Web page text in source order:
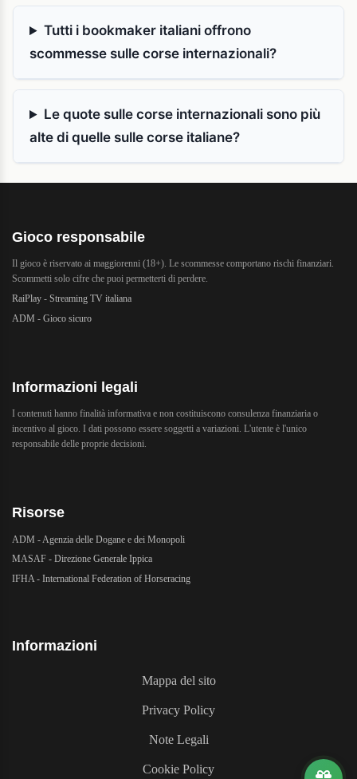
Tutti i bookmaker italiani offrono
scommesse sulle corse internazionali?
Le quote sulle corse internazionali sono più
alte di quelle sulle corse italiane?
Gioco responsabile
Il gioco è riservato ai maggiorenni (18+). Le scommesse comportano rischi finanziari.
Scommetti solo cifre che puoi permetterti di perdere.
RaiPlay - Streaming TV italiana
ADM - Gioco sicuro
Informazioni legali
I contenuti hanno finalità informativa e non costituiscono consulenza finanziaria o
incentivo al gioco. I dati possono essere soggetti a variazioni. L'utente è l'unico
responsabile delle proprie decisioni.
Risorse
ADM - Agenzia delle Dogane e dei Monopoli
MASAF - Direzione Generale Ippica
IFHA - International Federation of Horseracing
Informazioni
Mappa del sito
Privacy Policy
Note Legali
Cookie Policy